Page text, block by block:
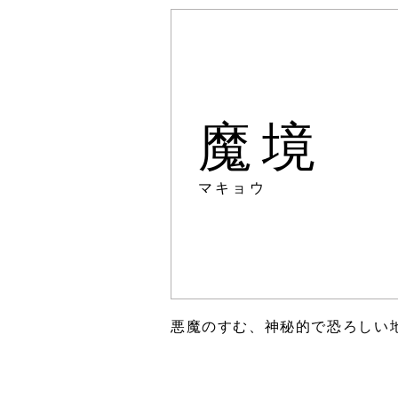
魔境
マキョウ
悪魔のすむ、神秘的で恐ろしい